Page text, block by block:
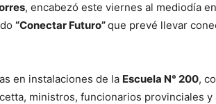
, encabezó este viernes al mediodía en
“Conectar Futuro”que prevé llevar
en instalaciones de la Escuela N° 200,
ministros, funcionarios provinciales y